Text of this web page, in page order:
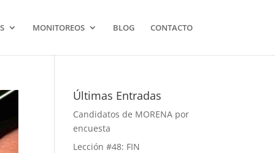
MONITOREOS BLOG CONTACTO
Últimas Entradas
Candidatos de MORENA por
encuesta
Lección #48: FIN